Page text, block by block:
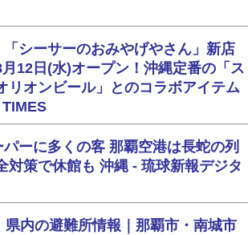
「シーサーのおみやげやさん」新店
12日(水)オープン！沖縄定番の「ス
リオンビール」とのコラボアイテム
ーに多くの客 那覇空港は長蛇の列
対策で休館も 沖縄 - 琉球新報デジタ
県内の避難所情報｜那覇市・南城市